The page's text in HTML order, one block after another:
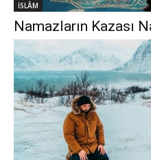
İSLÂM
Namazların Kazası